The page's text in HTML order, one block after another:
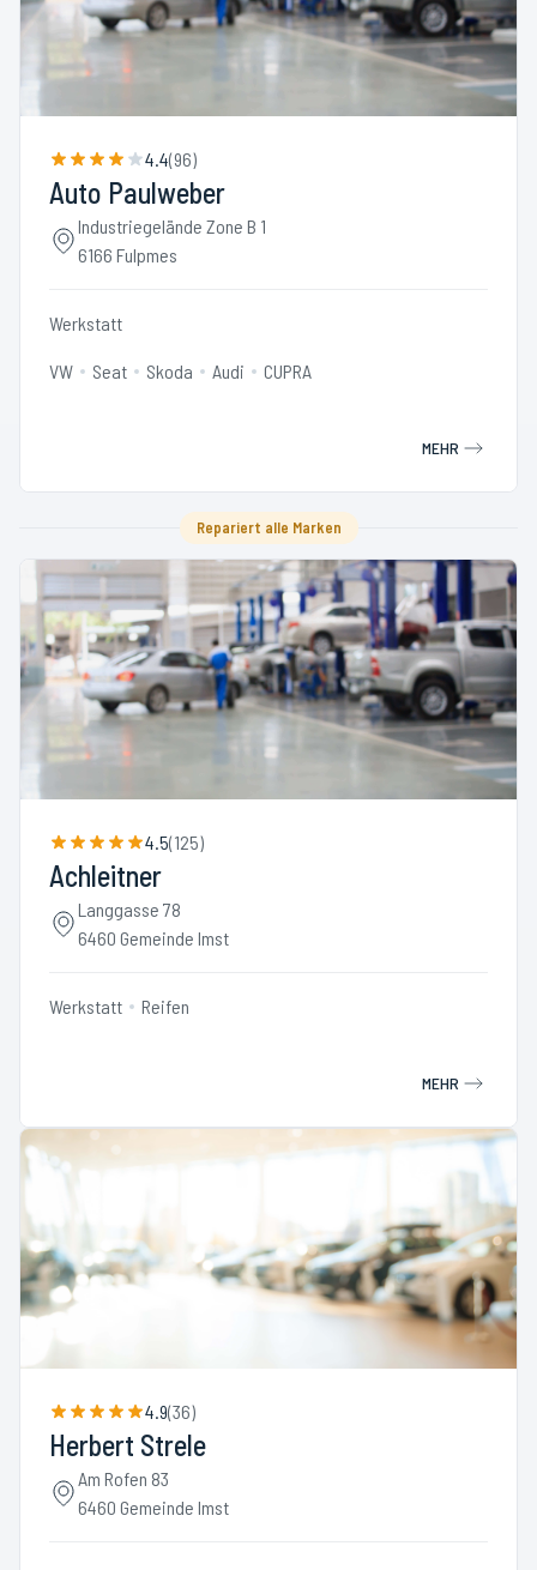
4.4(96)
Auto Paulweber
Industriegelände Zone B 1
6166 Fulpmes
Werkstatt
VW Seat Skoda Audi CUPRA
MEHR
Repariert alle Marken
4.5(125)
Achleitner
Langgasse 78
6460 Gemeinde Imst
Werkstatt Reifen
MEHR
4.9(36)
Herbert Strele
Am Rofen 83
6460 Gemeinde Imst